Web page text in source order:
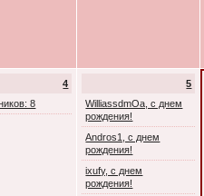
4
8
5
WilliassdmOa, с днем
рождения!
Andros1, с днем
рождения!
ixufy, с днем
рождения!